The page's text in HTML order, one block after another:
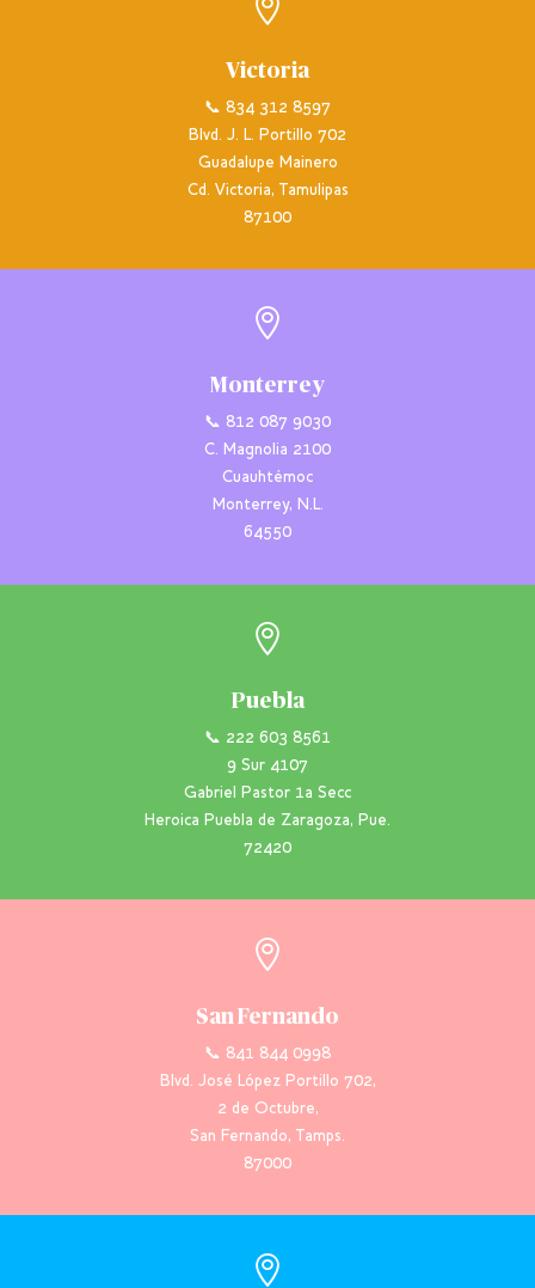

Victoria
📞 834 312 8597
Blvd. J. L. Portillo 702
Guadalupe Mainero
Cd. Victoria, Tamulipas
87100

Monterrey
📞 812 087 9030
C. Magnolia 2100
Cuauhtémoc
Monterrey, N.L.
64550

Puebla
📞 222 603 8561
9 Sur 4107
Gabriel Pastor 1a Secc
Heroica Puebla de Zaragoza, Pue.
72420

San Fernando
📞 841 844 0998
Blvd. José López Portillo 702,
2 de Octubre,
San Fernando, Tamps.
87000
